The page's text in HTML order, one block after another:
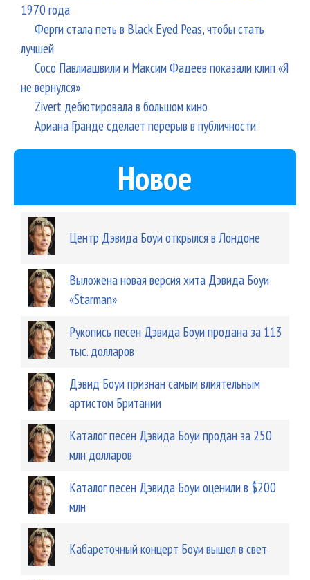
1970 года
Ферги стала петь в Black Eyed Peas, чтобы стать
лучшей
Сосо Павлиашвили и Максим Фадеев показали клип «Я
не вернулся»
Zivert дебютировала в большом кино
Ариана Гранде сделает перерыв в публичности
Новое
Центр Дэвида Боуи открылся в Лондоне
Выложена новая версия хита Дэвида Боуи
«Starman»
Рукопись песен Дэвида Боуи продана за 113
тыс. долларов
Дэвид Боуи признан самым влиятельным
артистом Британии
Каталог песен Дэвида Боуи продан за 250
млн долларов
Каталог песен Дэвида Боуи оценили в $200
млн
Кабареточный концерт Боуи вышел в свет